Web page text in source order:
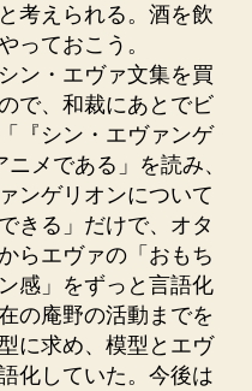
考えられる。酒を飲
っておこう。
ン・エヴァ文集を買
で、和裁にあとでビ
『シン・エヴァンゲ
メである」を読み、
ンゲリオンについて
きる」だけで、オタ
らエヴァの「おもち
感」をずっと言語化
の庵野の活動までを
に求め、模型とエヴ
化していた。今後は